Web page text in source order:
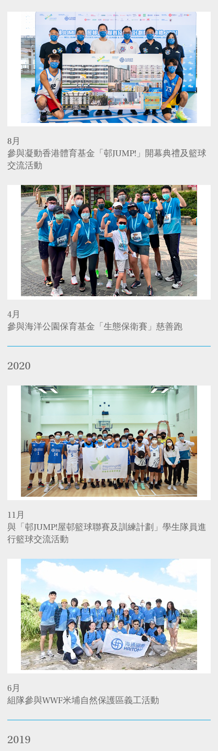
8月
參與凝動香港體育基金「邨JUMP!」開幕典禮及籃球
交流活動
4月
參與海洋公園保育基金「生態保衛賽」慈善跑
2020
11月
與「邨JUMP!屋邨籃球聯賽及訓練計劃」學生隊員進
行籃球交流活動
6月
組隊參與WWF米埔自然保護區義工活動
2019